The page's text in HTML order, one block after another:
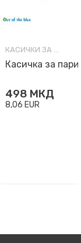
КАСИЧКИ ЗА ПАРИ
Касичка за
498 МКД
8,06 EUR